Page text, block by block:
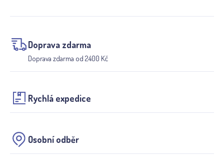
Doprava zdarma
Doprava zdarma od 2400 Kč
Rychlá expedice
Osobní odběr